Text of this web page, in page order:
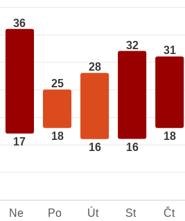
36
17
25
18
28
16
32
16
31
18
Ne Po Út St Čt